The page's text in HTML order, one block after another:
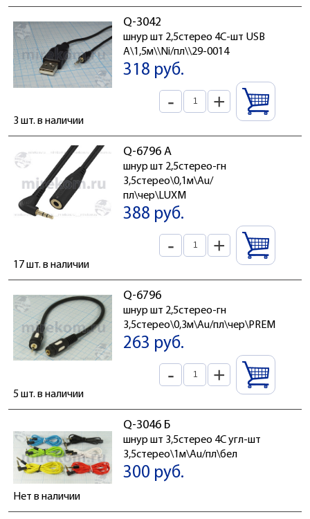
Q-3042
шнур шт 2,5стерео 4C-шт USB
A\1,5м\\Ni/пл\\29-0014
318 руб.
- +
3 шт. в наличии
Q-6796 А
шнур шт 2,5стерео-гн
3,5стерео\0,1м\Au/
пл\чер\LUXM
388 руб.
- +
17 шт. в наличии
Q-6796
шнур шт 2,5стерео-гн
3,5стерео\0,3м\Au/пл\чер\PREM
263 руб.
- +
5 шт. в наличии
Q-3046 Б
шнур шт 3,5стерео 4C угл-шт
3,5стерео\1м\Au/пл\бел
300 руб.
Нет в наличии